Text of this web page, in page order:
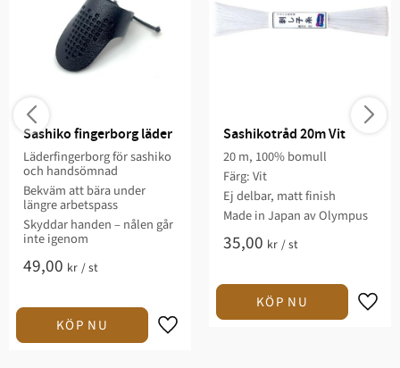
Sashiko fingerborg läder
Läderfingerborg för sashiko
och handsömnad
Bekväm att bära under
längre arbetspass
Skyddar handen – nålen går
inte igenom
49,00 kr /st
Sashikotråd 20m Vit
20 m, 100% bomull
Färg: Vit
Ej delbar, matt finish
Made in Japan av Olympus
35,00 kr /st